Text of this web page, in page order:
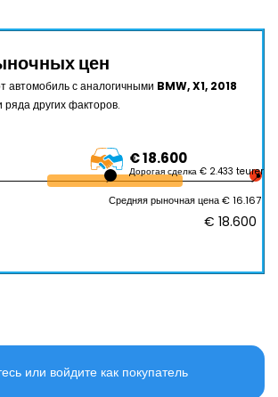
цен
автомобиль с аналогичными BMW, X1, 2018
других факторов.
€ 18.600
Дорогая сделка € 2.433 teurer
Средняя рыночная цена € 16.167
€ 18.600
или войдите как покупатель